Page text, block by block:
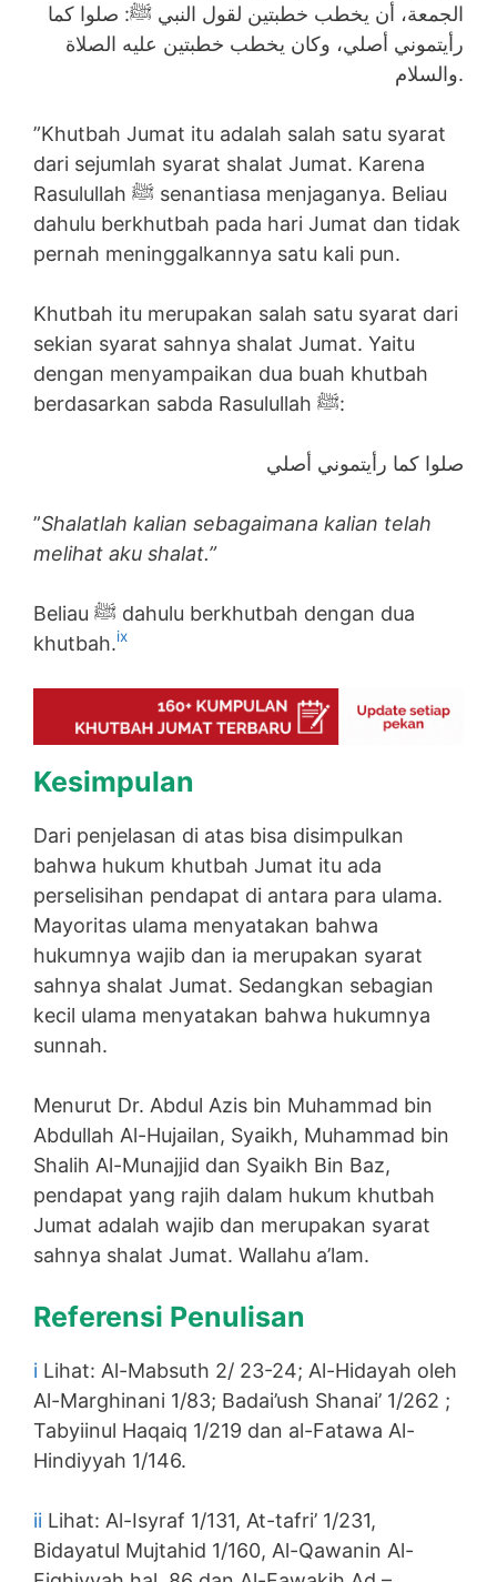
الجمعة، أن يخطب خطبتين لقول النبي ﷺ: صلوا كما
رأيتموني أصلي، وكان يخطب خطبتين عليه الصلاة
والسلام.
”Khutbah Jumat itu adalah salah satu syarat
dari sejumlah syarat shalat Jumat. Karena
Rasulullah ﷺ senantiasa menjaganya. Beliau
dahulu berkhutbah pada hari Jumat dan tidak
pernah meninggalkannya satu kali pun.
Khutbah itu merupakan salah satu syarat dari
sekian syarat sahnya shalat Jumat. Yaitu
dengan menyampaikan dua buah khutbah
berdasarkan sabda Rasulullah ﷺ:
صلوا كما رأيتموني أصلي
”Shalatlah kalian sebagaimana kalian telah
melihat aku shalat.”
Beliau ﷺ dahulu berkhutbah dengan dua
khutbah.ix
Kesimpulan
Dari penjelasan di atas bisa disimpulkan
bahwa hukum khutbah Jumat itu ada
perselisihan pendapat di antara para ulama.
Mayoritas ulama menyatakan bahwa
hukumnya wajib dan ia merupakan syarat
sahnya shalat Jumat. Sedangkan sebagian
kecil ulama menyatakan bahwa hukumnya
sunnah.
Menurut Dr. Abdul Azis bin Muhammad bin
Abdullah Al-Hujailan, Syaikh, Muhammad bin
Shalih Al-Munajjid dan Syaikh Bin Baz,
pendapat yang rajih dalam hukum khutbah
Jumat adalah wajib dan merupakan syarat
sahnya shalat Jumat. Wallahu a’lam.
Referensi Penulisan
i Lihat: Al-Mabsuth 2/ 23-24; Al-Hidayah oleh
Al-Marghinani 1/83; Badai’ush Shanai’ 1/262 ;
Tabyiinul Haqaiq 1/219 dan al-Fatawa Al-
Hindiyyah 1/146.
ii Lihat: Al-Isyraf 1/131, At-tafri’ 1/231,
Bidayatul Mujtahid 1/160, Al-Qawanin Al-